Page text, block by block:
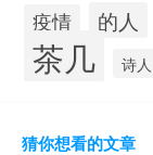
疫情 的人
茶几 诗人
猜你想看的文章